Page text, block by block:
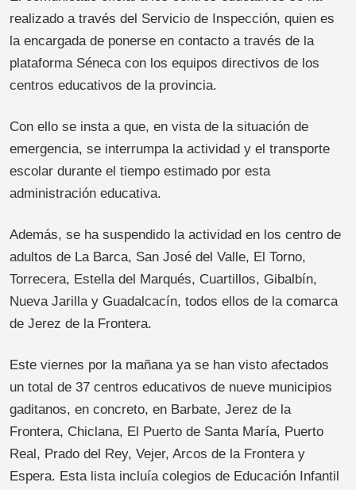
realizado a través del Servicio de Inspección, quien es
la encargada de ponerse en contacto a través de la
plataforma Séneca con los equipos directivos de los
centros educativos de la provincia.
Con ello se insta a que, en vista de la situación de
emergencia, se interrumpa la actividad y el transporte
escolar durante el tiempo estimado por esta
administración educativa.
Además, se ha suspendido la actividad en los centro de
adultos de La Barca, San José del Valle, El Torno,
Torrecera, Estella del Marqués, Cuartillos, Gibalbín,
Nueva Jarilla y Guadalcacín, todos ellos de la comarca
de Jerez de la Frontera.
Este viernes por la mañana ya se han visto afectados
un total de 37 centros educativos de nueve municipios
gaditanos, en concreto, en Barbate, Jerez de la
Frontera, Chiclana, El Puerto de Santa María, Puerto
Real, Prado del Rey, Vejer, Arcos de la Frontera y
Espera. Esta lista incluía colegios de Educación Infantil